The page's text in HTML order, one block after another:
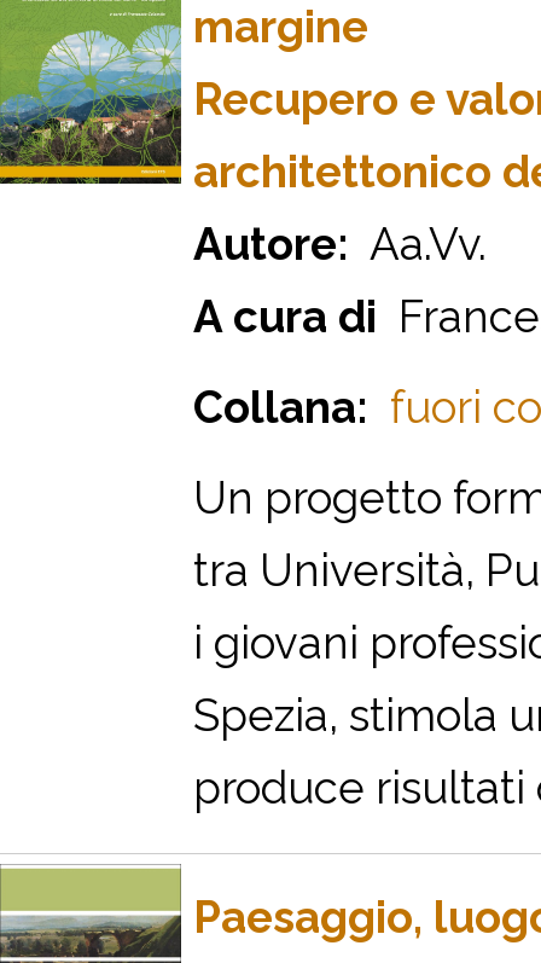
margine
Recupero e
architettonico
Autore: Aa.Vv.
A cura di
Collana: fuori
Un progetto
tra Università,
i giovani
Spezia, stimola
produce risultati
Paesaggio,